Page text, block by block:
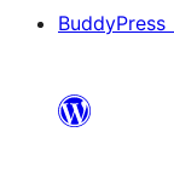
BuddyPress